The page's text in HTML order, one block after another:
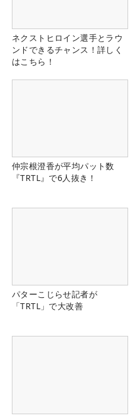
ネクストヒロイン選手とラウ
ンドできるチャンス！詳しく
はこちら！
仲宗根澄香が平均パット数
『TRTL』で6人抜き！
パターこじらせ記者が
「TRTL」で大改善